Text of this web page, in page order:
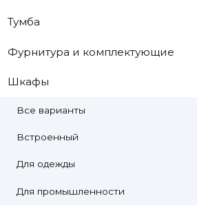
Тумба
Фурнитура и комплектующие
Шкафы
Все варианты
Встроенный
Для одежды
Для промышленности